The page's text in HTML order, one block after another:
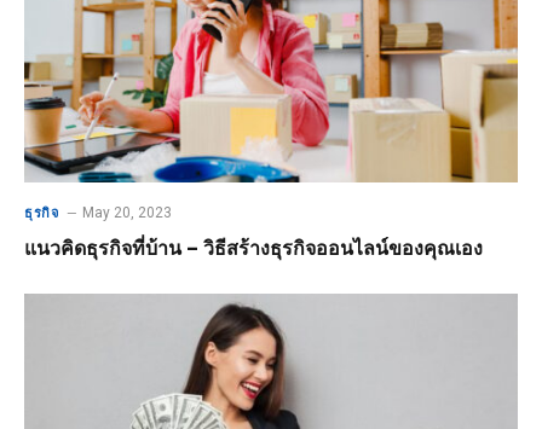
ธุรกิจ May 20, 2023
แนวคิดธุรกิจที่บ้าน – วิธีสร้างธุรกิจออนไลน์ของคุณเอง